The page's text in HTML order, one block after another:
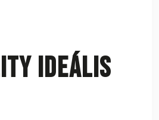
Ideális